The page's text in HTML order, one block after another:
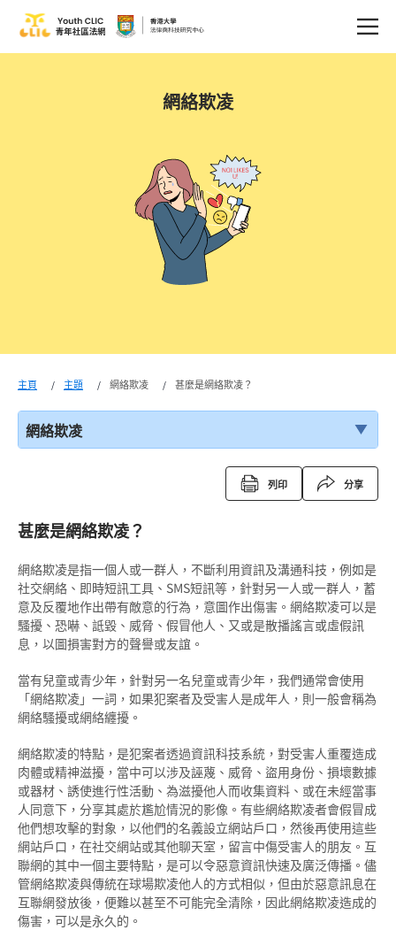
網絡欺凌
主頁 主題 網絡欺凌 甚麼是網絡欺凌？
網絡欺凌
列印 分享
甚麼是網絡欺凌？
網絡欺凌是指一個人或一群人，不斷利用資訊及溝通科技，例如是
社交網絡、即時短訊工具、SMS短訊等，針對另一人或一群人，蓄
意及反覆地作出帶有敵意的行為，意圖作出傷害。網絡欺凌可以是
騷擾、恐嚇、詆毀、威脅、假冒他人、又或是散播謠言或虛假訊
息，以圖損害對方的聲譽或友誼。
當有兒童或青少年，針對另一名兒童或青少年，我們通常會使用
「網絡欺凌」一詞，如果犯案者及受害人是成年人，則一般會稱為
網絡騷擾或網絡纏擾。
網絡欺凌的特點，是犯案者透過資訊科技系統，對受害人重覆造成
肉體或精神滋擾，當中可以涉及誣蔑、威脅、盜用身份、損壞數據
或器材、誘使進行性活動、為滋擾他人而收集資料、或在未經當事
人同意下，分享其處於尷尬情況的影像。有些網絡欺凌者會假冒成
他們想攻擊的對象，以他們的名義設立網站戶口，然後再使用這些
網站戶口，在社交網站或其他聊天室，留言中傷受害人的朋友。互
聯網的其中一個主要特點，是可以令惡意資訊快速及廣泛傳播。儘
管網絡欺凌與傳統在球場欺凌他人的方式相似，但由於惡意訊息在
互聯網發放後，便難以甚至不可能完全清除，因此網絡欺凌造成的
傷害，可以是永久的。